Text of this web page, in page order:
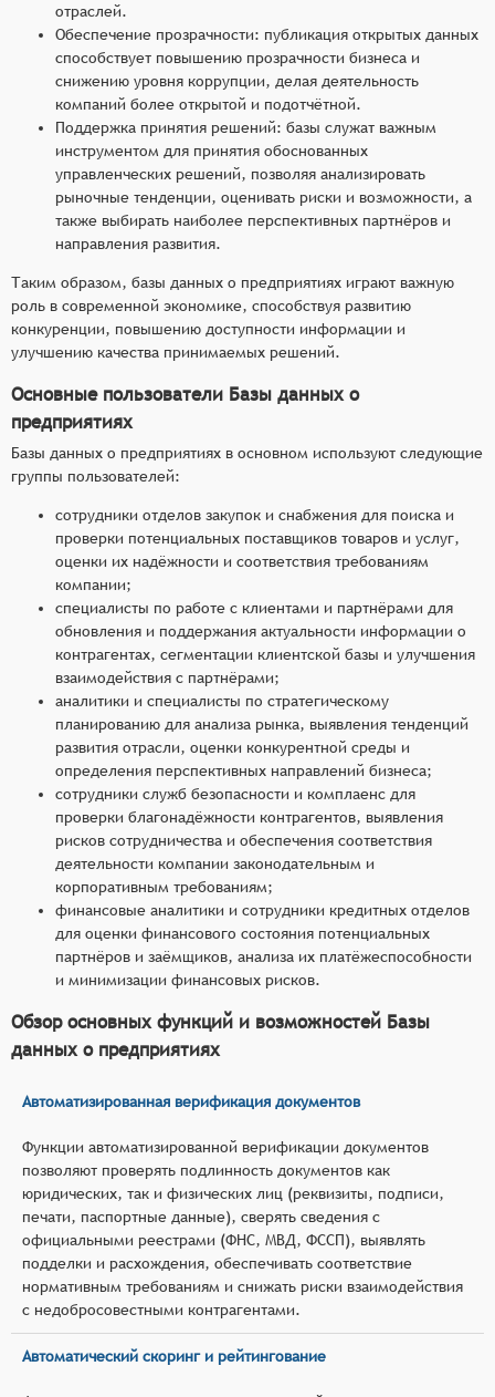
отраслей.
Обеспечение прозрачности: публикация открытых данных
способствует повышению прозрачности бизнеса и
снижению уровня коррупции, делая деятельность
компаний более открытой и подотчётной.
Поддержка принятия решений: базы служат важным
инструментом для принятия обоснованных
управленческих решений, позволяя анализировать
рыночные тенденции, оценивать риски и возможности, а
также выбирать наиболее перспективных партнёров и
направления развития.
Таким образом, базы данных о предприятиях играют важную
роль в современной экономике, способствуя развитию
конкуренции, повышению доступности информации и
улучшению качества принимаемых решений.
Основные пользователи Базы данных о
предприятиях
Базы данных о предприятиях в основном используют следующие
группы пользователей:
сотрудники отделов закупок и снабжения для поиска и
проверки потенциальных поставщиков товаров и услуг,
оценки их надёжности и соответствия требованиям
компании;
специалисты по работе с клиентами и партнёрами для
обновления и поддержания актуальности информации о
контрагентах, сегментации клиентской базы и улучшения
взаимодействия с партнёрами;
аналитики и специалисты по стратегическому
планированию для анализа рынка, выявления тенденций
развития отрасли, оценки конкурентной среды и
определения перспективных направлений бизнеса;
сотрудники служб безопасности и комплаенс для
проверки благонадёжности контрагентов, выявления
рисков сотрудничества и обеспечения соответствия
деятельности компании законодательным и
корпоративным требованиям;
финансовые аналитики и сотрудники кредитных отделов
для оценки финансового состояния потенциальных
партнёров и заёмщиков, анализа их платёжеспособности
и минимизации финансовых рисков.
Обзор основных функций и возможностей Базы
данных о предприятиях
Автоматизированная верификация документов
Функции автоматизированной верификации документов
позволяют проверять подлинность документов как
юридических, так и физических лиц (реквизиты, подписи,
печати, паспортные данные), сверять сведения с
официальными реестрами (ФНС, МВД, ФССП), выявлять
подделки и расхождения, обеспечивать соответствие
нормативным требованиям и снижать риски взаимодействия
с недобросовестными контрагентами.
Автоматический скоринг и рейтингование